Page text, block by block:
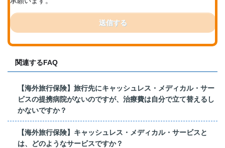
送信する
関連するFAQ
【海外旅行保険】旅行先にキャッシュレス・メディカル・サー
ビスの提携病院がないのですが、治療費は自分で立て替えるし
かないですか？
【海外旅行保険】キャッシュレス・メディカル・サービスと
は、どのようなサービスですか？